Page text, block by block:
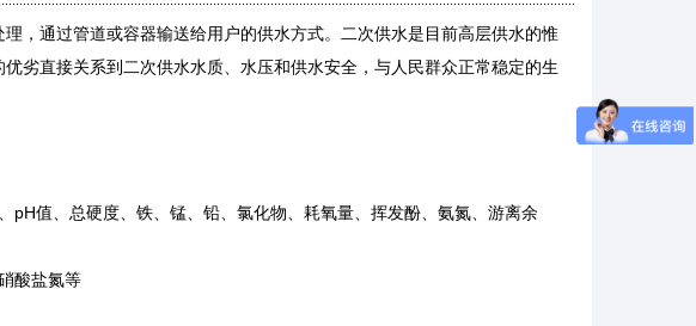
，通过管道或容器输送给用户的供水方式。二次供水是目前高层供水的惟
劣直接关系到二次供水水质、水压和供水安全，与人民群众正常稳定的生
pH值、总硬度、铁、锰、铅、氯化物、耗氧量、挥发酚、氨氮、游离余
酸盐氮等